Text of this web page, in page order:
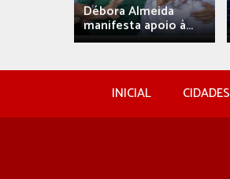
Débora Almeida
manifesta apoio à...
INICIAL CIDADES